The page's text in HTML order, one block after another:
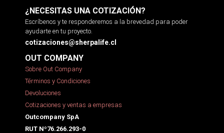
¿NECESITAS UNA COTIZACIÓN?
Escríbenos y te responderemos a la brevedad para poder
ayudarte en tu proyecto.
cotizaciones@sherpalife.cl
OUT COMPANY
Sobre Out Company
Términos y Condiciones
Devoluciones
Cotizaciones y ventas a empresas
Outcompany SpA
RUT Nº76.266.293-0